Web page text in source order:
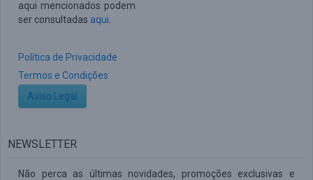
aqui mencionados podem
ser consultadas aqui
Política de Privacidade
Termos e Condições
Aviso Legal
NEWSLETTER
Não perca as últimas novidades, promoções exclusivas e